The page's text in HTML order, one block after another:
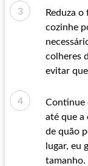
Reduza
cozinhe
colheres
evitar
Continue
até que a
de quão
lugar, eu
tamanho.